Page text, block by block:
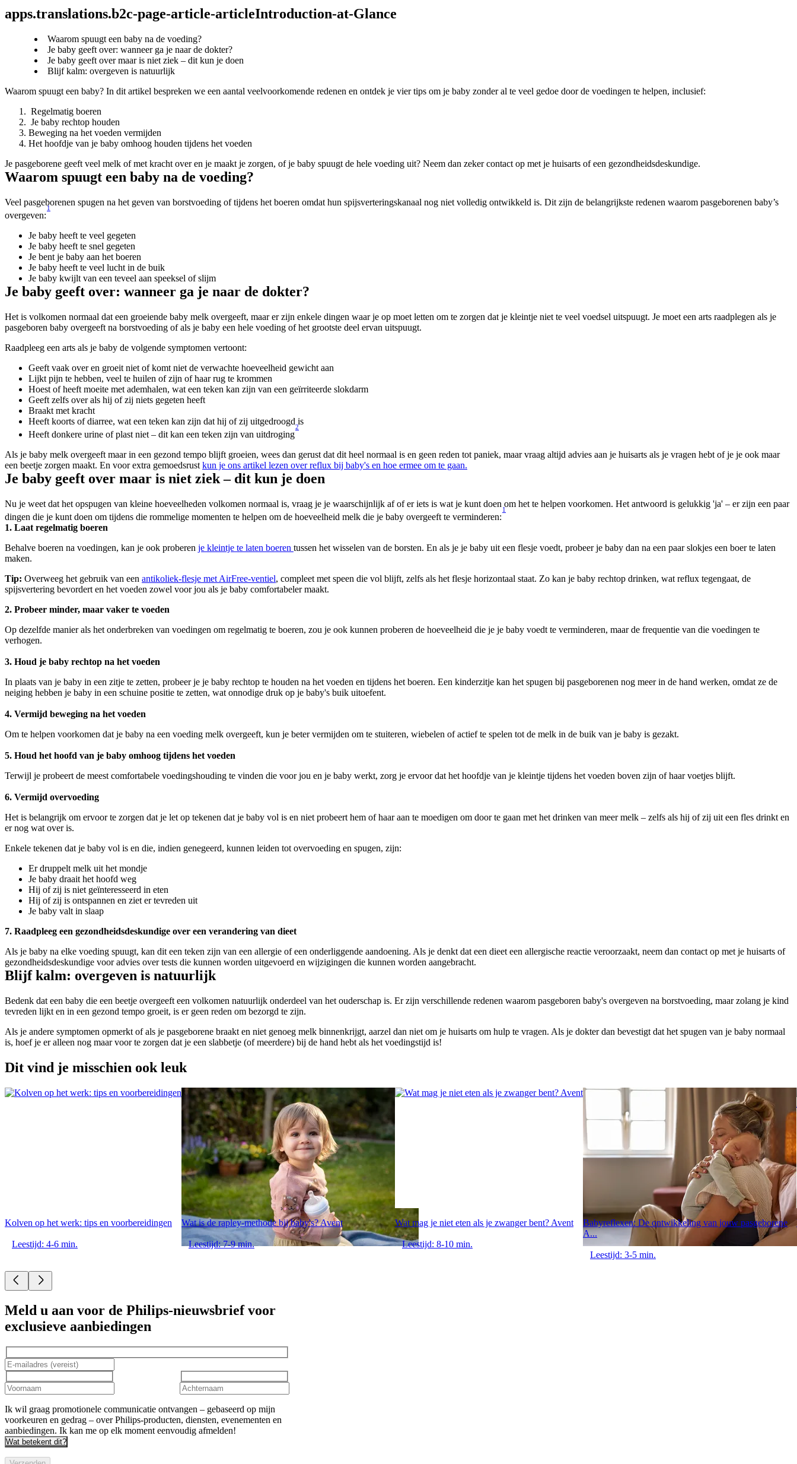
apps.translations.b2c-page-article-articleIntroduction-at-Glance
Waarom spuugt een baby na de voeding?
Je baby geeft over: wanneer ga je naar de dokter?
Je baby geeft over maar is niet ziek – dit kun je doen
Blijf kalm: overgeven is natuurlijk
Waarom spuugt een baby? In dit artikel bespreken we een aantal veelvoorkomende redenen en ontdek je vier tips om je baby zonder al te veel gedoe door de voedingen te helpen, inclusief:
Regelmatig boeren
Je baby rechtop houden
Beweging na het voeden vermijden
Het hoofdje van je baby omhoog houden tijdens het voeden
Je pasgeborene geeft veel melk of met kracht over en je maakt je zorgen, of je baby spuugt de hele voeding uit? Neem dan zeker contact op met je huisarts of een gezondheidsdeskundige.
Waarom spuugt een baby na de voeding?
Veel pasgeborenen spugen na het geven van borstvoeding of tijdens het boeren omdat hun spijsverteringskanaal nog niet volledig ontwikkeld is. Dit zijn de belangrijkste redenen waarom pasgeborenen baby’s
overgeven:
1
Je baby heeft te veel gegeten
Je baby heeft te snel gegeten
Je bent je baby aan het boeren
Je baby heeft te veel lucht in de buik
Je baby kwijlt van een teveel aan speeksel of slijm
Je baby geeft over: wanneer ga je naar de dokter?
Het is volkomen normaal dat een groeiende baby melk overgeeft, maar er zijn enkele dingen waar je op moet letten om te zorgen dat je kleintje niet te veel voedsel uitspuugt. Je moet een arts raadplegen als je
pasgeboren baby overgeeft na borstvoeding of als je baby een hele voeding of het grootste deel ervan uitspuugt.
Raadpleeg een arts als je baby de volgende symptomen vertoont:
Geeft vaak over en groeit niet of komt niet de verwachte hoeveelheid gewicht aan
Lijkt pijn te hebben, veel te huilen of zijn of haar rug te krommen
Hoest of heeft moeite met ademhalen, wat een teken kan zijn van een geïrriteerde slokdarm
Geeft zelfs over als hij of zij niets gegeten heeft
Braakt met kracht
Heeft koorts of diarree, wat een teken kan zijn dat hij of zij uitgedroogd is
Heeft donkere urine of plast niet – dit kan een teken zijn van uitdroging
2
Als je baby melk overgeeft maar in een gezond tempo blijft groeien, wees dan gerust dat dit heel normaal is en geen reden tot paniek, maar vraag altijd advies aan je huisarts als je vragen hebt of je je ook maar
een beetje zorgen maakt. En voor extra gemoedsrust kun je ons artikel lezen over reflux bij baby's en hoe ermee om te gaan.
Je baby geeft over maar is niet ziek – dit kun je doen
Nu je weet dat het opspugen van kleine hoeveelheden volkomen normaal is, vraag je je waarschijnlijk af of er iets is wat je kunt doen om het te helpen voorkomen. Het antwoord is gelukkig 'ja' – er zijn een paar
dingen die je kunt doen om tijdens die rommelige momenten te helpen om de hoeveelheid melk die je baby overgeeft te verminderen:
1
1. Laat regelmatig boeren
Behalve boeren na voedingen, kan je ook proberen je kleintje te laten boeren tussen het wisselen van de borsten. En als je je baby uit een flesje voedt, probeer je baby dan na een paar slokjes een boer te laten
maken.
Tip: Overweeg het gebruik van een antikoliek-flesje met AirFree-ventiel, compleet met speen die vol blijft, zelfs als het flesje horizontaal staat. Zo kan je baby rechtop drinken, wat reflux tegengaat, de
spijsvertering bevordert en het voeden zowel voor jou als je baby comfortabeler maakt.
2. Probeer minder, maar vaker te voeden
Op dezelfde manier als het onderbreken van voedingen om regelmatig te boeren, zou je ook kunnen proberen de hoeveelheid die je je baby voedt te verminderen, maar de frequentie van die voedingen te
verhogen.
3. Houd je baby rechtop na het voeden
In plaats van je baby in een zitje te zetten, probeer je je baby rechtop te houden na het voeden en tijdens het boeren. Een kinderzitje kan het spugen bij pasgeborenen nog meer in de hand werken, omdat ze de
neiging hebben je baby in een schuine positie te zetten, wat onnodige druk op je baby's buik uitoefent.
4. Vermijd beweging na het voeden
Om te helpen voorkomen dat je baby na een voeding melk overgeeft, kun je beter vermijden om te stuiteren, wiebelen of actief te spelen tot de melk in de buik van je baby is gezakt.
5. Houd het hoofd van je baby omhoog tijdens het voeden
Terwijl je probeert de meest comfortabele voedingshouding te vinden die voor jou en je baby werkt, zorg je ervoor dat het hoofdje van je kleintje tijdens het voeden boven zijn of haar voetjes blijft.
6. Vermijd overvoeding
Het is belangrijk om ervoor te zorgen dat je let op tekenen dat je baby vol is en niet probeert hem of haar aan te moedigen om door te gaan met het drinken van meer melk – zelfs als hij of zij uit een fles drinkt en
er nog wat over is.
Enkele tekenen dat je baby vol is en die, indien genegeerd, kunnen leiden tot overvoeding en spugen, zijn:
Er druppelt melk uit het mondje
Je baby draait het hoofd weg
Hij of zij is niet geïnteresseerd in eten
Hij of zij is ontspannen en ziet er tevreden uit
Je baby valt in slaap
7. Raadpleeg een gezondheidsdeskundige over een verandering van dieet
Als je baby na elke voeding spuugt, kan dit een teken zijn van een allergie of een onderliggende aandoening. Als je denkt dat een dieet een allergische reactie veroorzaakt, neem dan contact op met je huisarts of
gezondheidsdeskundige voor advies over tests die kunnen worden uitgevoerd en wijzigingen die kunnen worden aangebracht.
Blijf kalm: overgeven is natuurlijk
Bedenk dat een baby die een beetje overgeeft een volkomen natuurlijk onderdeel van het ouderschap is. Er zijn verschillende redenen waarom pasgeboren baby's overgeven na borstvoeding, maar zolang je kind
tevreden lijkt en in een gezond tempo groeit, is er geen reden om bezorgd te zijn.
Als je andere symptomen opmerkt of als je pasgeborene braakt en niet genoeg melk binnenkrijgt, aarzel dan niet om je huisarts om hulp te vragen. Als je dokter dan bevestigt dat het spugen van je baby normaal
is, hoef je er alleen nog maar voor te zorgen dat je een slabbetje (of meerdere) bij de hand hebt als het voedingstijd is!
Dit vind je misschien ook leuk
Kolven op het werk: tips en voorbereidingen
Leestijd: 4-6 min.
Wat is de rapley-methode bij baby's? Avent
Leestijd: 7-9 min.
Wat mag je niet eten als je zwanger bent? Avent
Leestijd: 8-10 min.
Babyreflexen: De ontwikkeling van jouw pasgeborene
A...
Leestijd: 3-5 min.
Meld u aan voor de Philips-nieuwsbrief voor
exclusieve aanbiedingen
Ik wil graag promotionele communicatie ontvangen – gebaseerd op mijn
voorkeuren en gedrag – over Philips-producten, diensten, evenementen en
aanbiedingen. Ik kan me op elk moment eenvoudig afmelden!
Wat betekent dit?